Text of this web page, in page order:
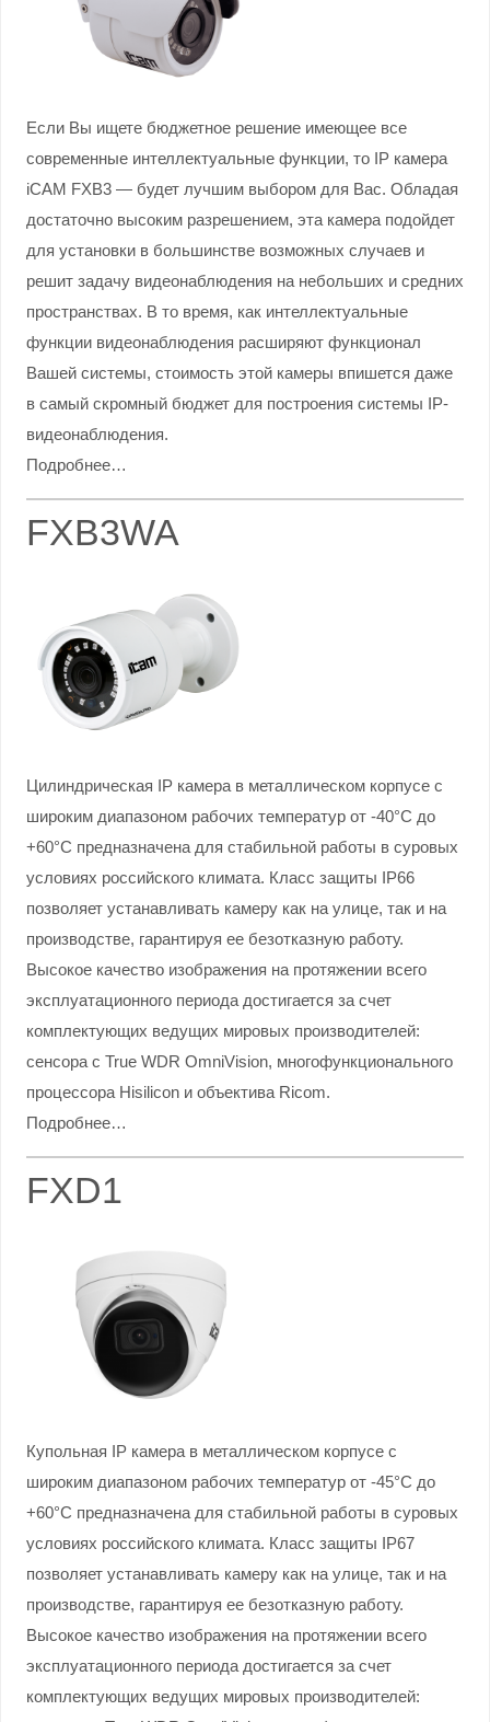
Если Вы ищете бюджетное решение имеющее все
современные интеллектуальные функции, то IP камера
iCAM FXB3 — будет лучшим выбором для Вас. Обладая
достаточно высоким разрешением, эта камера подойдет
для установки в большинстве возможных случаев и
решит задачу видеонаблюдения на небольших и средних
пространствах. В то время, как интеллектуальные
функции видеонаблюдения расширяют функционал
Вашей системы, стоимость этой камеры впишется даже
в самый скромный бюджет для построения системы IP-
видеонаблюдения.
Подробнее…
FXB3WA
Цилиндрическая IP камера в металлическом корпусе с
широким диапазоном рабочих температур от -40°С до
+60°С предназначена для стабильной работы в суровых
условиях российского климата. Класс защиты IP66
позволяет устанавливать камеру как на улице, так и на
производстве, гарантируя ее безотказную работу.
Высокое качество изображения на протяжении всего
эксплуатационного периода достигается за счет
комплектующих ведущих мировых производителей:
сенсора с True WDR OmniVision, многофункционального
процессора Hisilicon и объектива Ricom.
Подробнее…
FXD1
Купольная IP камера в металлическом корпусе с
широким диапазоном рабочих температур от -45°С до
+60°С предназначена для стабильной работы в суровых
условиях российского климата. Класс защиты IP67
позволяет устанавливать камеру как на улице, так и на
производстве, гарантируя ее безотказную работу.
Высокое качество изображения на протяжении всего
эксплуатационного периода достигается за счет
комплектующих ведущих мировых производителей: